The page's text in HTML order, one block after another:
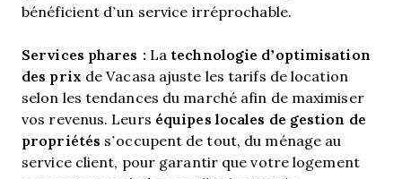
bénéficient d’un service irréprochable.
Services phares : La technologie d’optimisation
des prix de Vacasa ajuste les tarifs de location
selon les tendances du marché afin de maximiser
vos revenus. Leurs équipes locales de gestion de
propriétés s’occupent de tout, du ménage au
service client, pour garantir que votre logement